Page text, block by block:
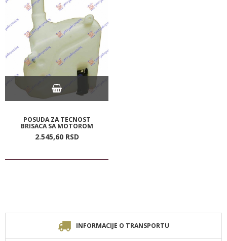
POSUDA ZA TECNOST
BRISACA SA MOTOROM
2.545,60 RSD
INFORMACIJE O TRANSPORTU